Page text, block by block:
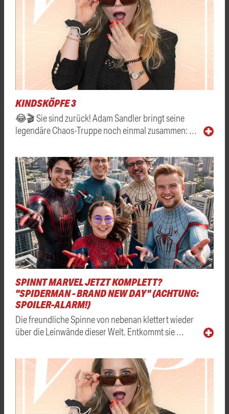
KINDSKÖPFE 3
😂🎬 Sie sind zurück! Adam Sandler bringt seine
legendäre Chaos-Truppe noch einmal zusammen: …
SPINNT MARVEL JETZT KOMPLETT?
"SPIDERMAN - BRAND NEW DAY" (ACHTUNG:
SPOILER-ALARM!)
Die freundliche Spinne von nebenan klettert wieder
über die Leinwände dieser Welt. Entkommt sie …